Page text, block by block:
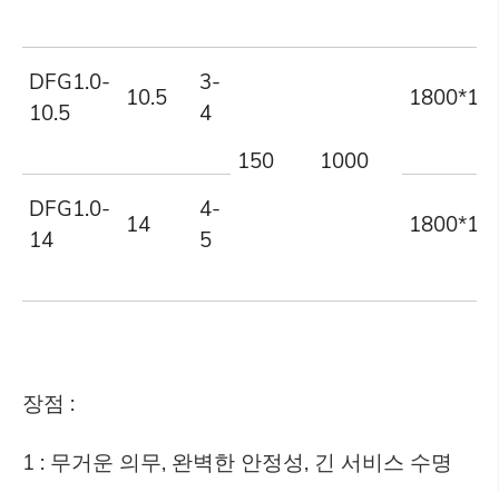
DFG1.0-
10.5
10.5
3-
4
150
1000
DFG1.0-
14
14
4-
5
장점 :
1 : 무거운 의무, 완벽한 안정성, 긴 서비스 수명